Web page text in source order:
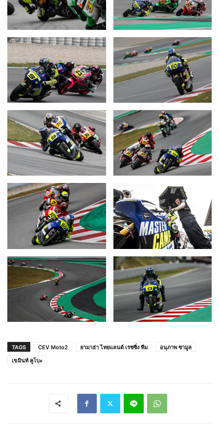
TAGS CEV Moto2 ยามาฮ่า ไทยแลนด์ เรซซิ่ง ทีม
อนุภาพ ซามูล
เขมินท์ คูโบะ